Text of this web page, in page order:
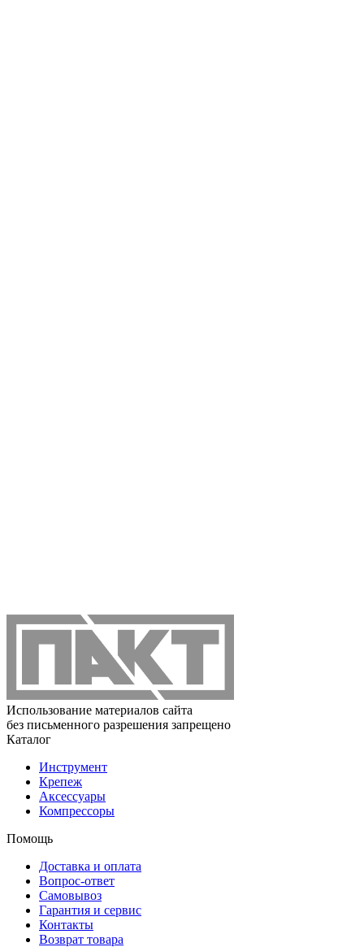
Использование материалов сайта
без письменного разрешения запрещено
Каталог
Инструмент
Крепеж
Аксессуары
Компрессоры
Помощь
Доставка и оплата
Вопрос-ответ
Самовывоз
Гарантия и сервис
Контакты
Возврат товара